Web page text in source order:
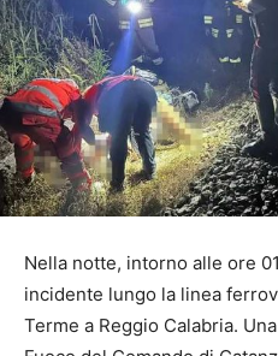
Nella notte, intorno alle ore
incidente lungo la linea
Terme a Reggio Calabria.